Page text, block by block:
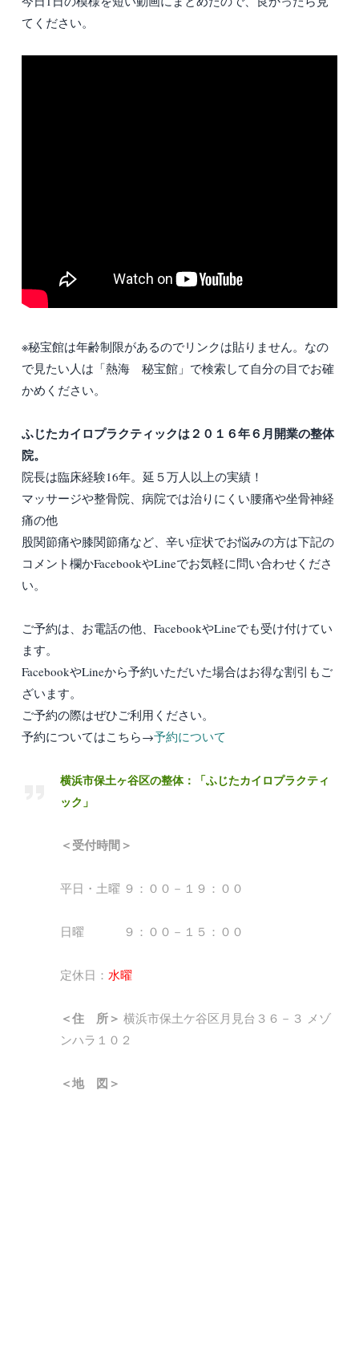
てください。
※秘宝館は年齢制限があるのでリンクは貼りません。なの
で見たい人は「熱海 秘宝館」で検索して自分の目でお確
かめください。
ふじたカイロプラクティックは２０１６年６月開業の整体
院。
院長は臨床経験16年。延５万人以上の実績！
マッサージや整骨院、病院では治りにくい腰痛や坐骨神経
痛の他
股関節痛や膝関節痛など、辛い症状でお悩みの方は下記の
コメント欄かFacebookやLineでお気軽に問い合わせくださ
い。
ご予約は、お電話の他、FacebookやLineでも受け付けてい
ます。
FacebookやLineから予約いただいた場合はお得な割引もご
ざいます。
ご予約の際はぜひご利用ください。
予約についてはこちら→予約について
横浜市保土ヶ谷区の整体：「ふじたカイロプラクティ
ック」
＜受付時間＞
平日・土曜 ９：００－１９：００
日曜 ９：００－１５：００
定休日： 水曜
＜住 所＞ 横浜市保土ケ谷区月見台３６－３ メゾ
ンハラ１０２
＜地 図＞